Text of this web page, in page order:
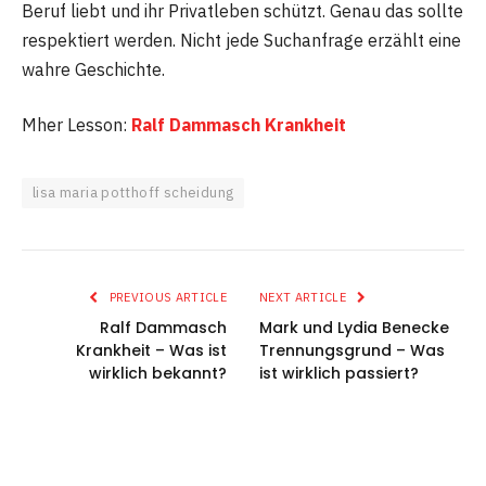
Beruf liebt und ihr Privatleben schützt. Genau das sollte
respektiert werden. Nicht jede Suchanfrage erzählt eine
wahre Geschichte.
Mher Lesson: Ralf Dammasch Krankheit
lisa maria potthoff scheidung
PREVIOUS ARTICLE
Ralf Dammasch
Krankheit – Was ist
wirklich bekannt?
NEXT ARTICLE
Mark und Lydia Benecke
Trennungsgrund – Was
ist wirklich passiert?